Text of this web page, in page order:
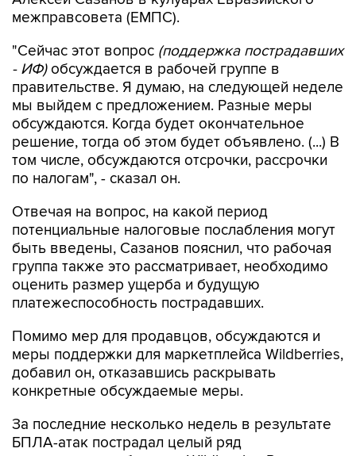
"Сейчас этот вопрос(поддержка пострадавших
правительстве. Я думаю, на следующей неделе
мы выйдем с предложением. Разные меры
обсуждаются. Когда будет окончательное
решение, тогда об этом будет объявлено. (...) В
том числе, обсуждаются отсрочки, рассрочки
по налогам", - сказал он.
Отвечая на вопрос, на какой период
быть введены, Сазанов пояснил, что рабочая
группа также это рассматривает, необходимо
оценить размер ущерба и будущую
платежеспособность пострадавших.
Помимо мер для продавцов, обсуждаются и
добавил он, отказавшись раскрывать
конкретные обсуждаемые меры.
За последние несколько недель в результате
логистических объектов Wildberries-Russ в
разных регионах РФ.